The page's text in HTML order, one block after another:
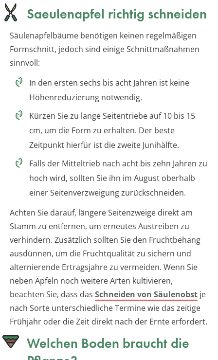
Saeulenapfel richtig schneiden
Säulenapfelbäume benötigen keinen regelmäßigen
Formschnitt, jedoch sind einige Schnittmaßnahmen
sinnvoll:
In den ersten sechs bis acht Jahren ist keine
Höhenreduzierung notwendig.
Kürzen Sie zu lange Seitentriebe auf 10 bis 15
cm, um die Form zu erhalten. Der beste
Zeitpunkt hierfür ist die zweite Junihälfte.
Falls der Mitteltrieb nach acht bis zehn Jahren zu
hoch wird, sollten Sie ihn im August oberhalb
einer Seitenverzweigung zurückschneiden.
Achten Sie darauf, längere Seitenzweige direkt am
Stamm zu entfernen, um erneutes Austreiben zu
verhindern. Zusätzlich sollten Sie den Fruchtbehang
ausdünnen, um die Fruchtqualität zu sichern und
alternierende Ertragsjahre zu vermeiden. Wenn Sie
neben Äpfeln noch weitere Arten kultivieren,
beachten Sie, dass das Schneiden von Säulenobst je
nach Sorte unterschiedliche Termine wie das zeitige
Frühjahr oder die Zeit direkt nach der Ernte erfordert.
Welchen Boden braucht die